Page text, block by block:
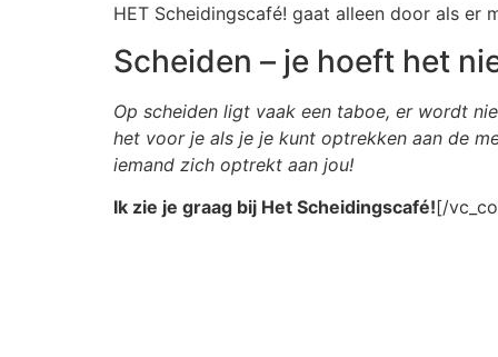
HET Scheidingscafé! gaat alleen door als er
Scheiden – je hoeft het
Op scheiden ligt vaak een taboe, er wordt
het voor je als je je kunt optrekken aan de
iemand zich optrekt aan jou!
Ik zie je graag bij Het Scheidingscafé![/